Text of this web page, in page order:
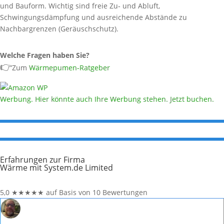
und Bauform. Wichtig sind freie Zu‑ und Abluft,
Schwingungsdämpfung und ausreichende Abstände zu
Nachbargrenzen (Geräuschschutz).
Welche Fragen haben Sie?
👉Zum Wärmepumen-Ratgeber
Werbung. Hier könnte auch Ihre Werbung stehen. Jetzt buchen.
Erfahrungen zur Firma
Wärme mit System.de Limited
5,0 ★★★★★ auf Basis von 10 Bewertungen